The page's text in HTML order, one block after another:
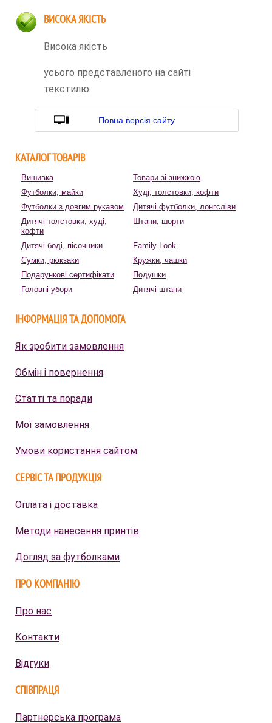
ВИСОКА ЯКІСТЬ
Висока якість
усього представленого на сайті
текстилю
Повна версія сайту
КАТАЛОГ ТОВАРІВ
Вишивка
Товари зі знижкою
Футболки, майки
Худі, толстовки, кофти
Футболки з довгим рукавом
Дитячі футболки, лонгсліви
Дитячі толстовки, худі,
кофти
Штани, шорти
Дитячі боді, пісочники
Family Look
Сумки, рюкзаки
Кружки, чашки
Подарункові сертифікати
Подушки
Головні убори
Дитячі штани
ІНФОРМАЦІЯ ТА ДОПОМОГА
Як зробити замовлення
Обмін і повернення
Статті та поради
Мої замовлення
Умови користання сайтом
СЕРВІС ТА ПРОДУКЦІЯ
Оплата і доставка
Методи нанесення принтів
Догляд за футболками
ПРО КОМПАНІЮ
Про нас
Контакти
Відгуки
СПІВПРАЦЯ
Партнерська програма